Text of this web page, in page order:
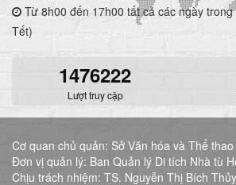
Từ 8h00 đến 17h00 tất cả các ngày
Tết)
1476222
Lượt truy cập
Cơ quan chủ quản: Sở Văn hóa và Thể
Đơn vị quản lý: Ban Quản lý Di tích Nhà tù
Chịu trách nhiệm: TS. Nguyễn Thị Bích